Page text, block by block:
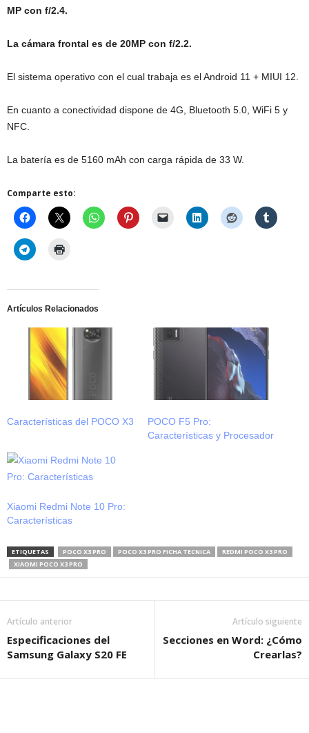
MP con f/2.4.
La cámara frontal es de 20MP con f/2.2.
El sistema operativo con el cual trabaja es el Android 11 + MIUI 12.
En cuanto a conectividad dispone de 4G, Bluetooth 5.0, WiFi 5 y
NFC.
La batería es de 5160 mAh con carga rápida de 33 W.
Comparte esto:
Artículos Relacionados
Características del POCO X3
POCO F5 Pro:
Características y Procesador
Xiaomi Redmi Note 10 Pro:
Características
ETIQUETAS POCO X3 PRO POCO X3 PRO FICHA TECNICA
REDMI POCO X3 PRO
XIAOMI POCO X3 PRO
Artículo anterior
Especificaciones del
Samsung Galaxy S20 FE
Artículo siguiente
Secciones en Word: ¿Cómo
Crearlas?